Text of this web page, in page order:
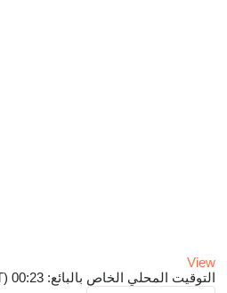
View
التوقيت المحلي الخاص بالبائع: 00:23 (CEST)